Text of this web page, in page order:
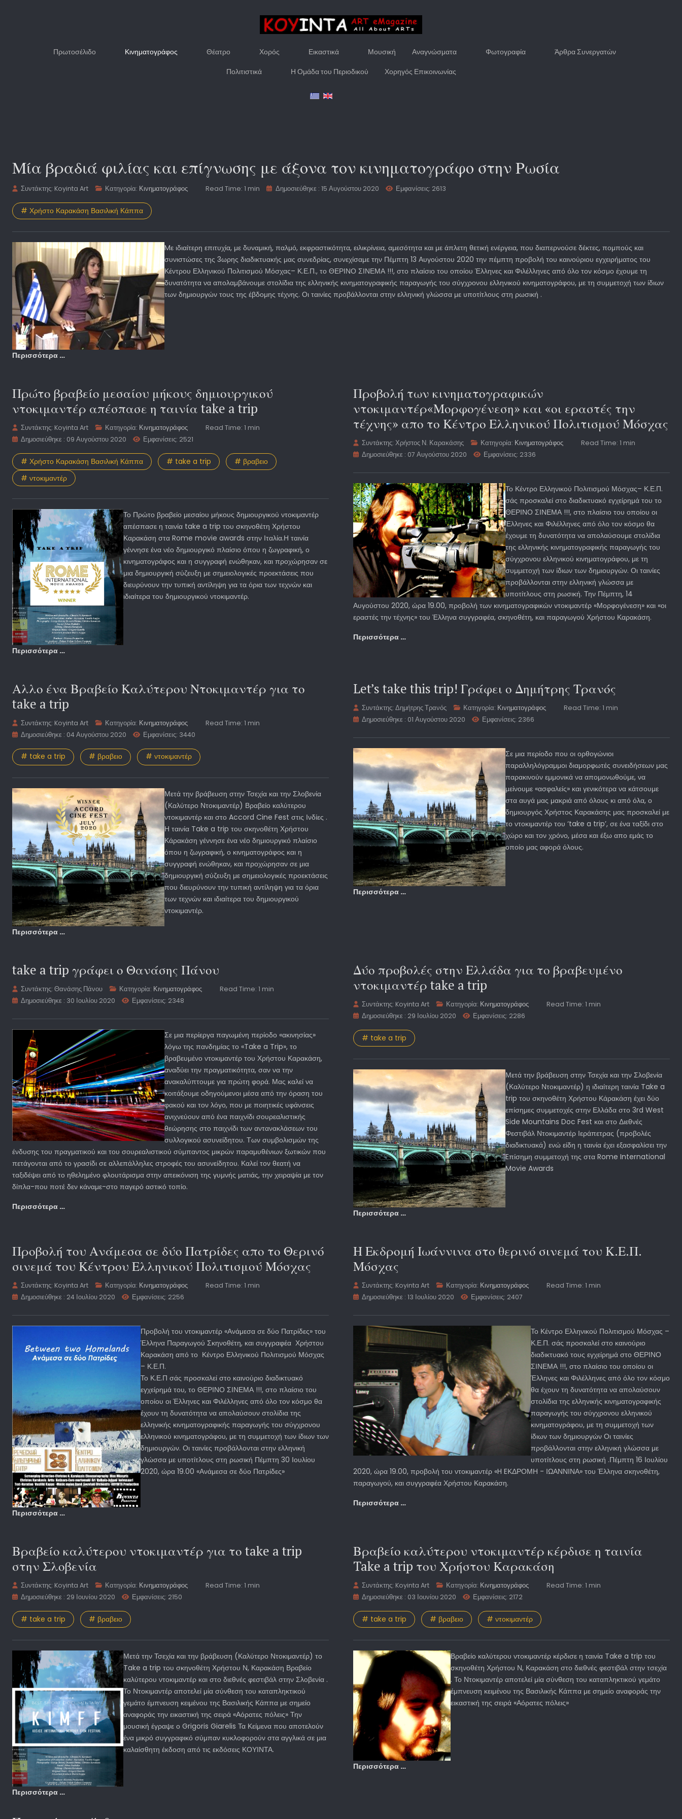
Πρωτοσέλιδο Κινηματογράφος Θέατρο Χορός Εικαστικά Μουσική Αναγνώσματα Φωτογραφία Άρθρα Συνεργατών
Πολιτιστικά Η Ομάδα του Περιοδικού Χορηγός Επικοινωνίας
Μία βραδιά φιλίας και επίγνωσης με άξονα τον κινηματογράφο στην Ρωσία
Συντάκτης: Koyinta Art Κατηγορία: Κινηματογράφος Read Time: 1 min Δημοσιεύθηκε : 15 Αυγούστου 2020 Εμφανίσεις: 2613
# Χρήστο Καρακάση Βασιλική Κάππα
Mε ιδιαίτερη επιτυχία, με δυναμική, παλμό, εκφραστικότητα, ειλικρίνεια, αμεσότητα και με άπλετη θετική ενέργεια, που διαπερνούσε δέκτες, πομπούς και
συνιστώσες της 3ωρης διαδικτυακής μας συνεδρίας, συνεχίσαμε την Πέμπτη 13 Αυγούστου 2020 την πέμπτη προβολή του καινούριου εγχειρήματος του
Κέντρου Ελληνικού Πολιτισμού Μόσχας– Κ.Ε.Π., το ΘΕΡΙΝΟ ΣΙΝΕΜΑ !!!, στο πλαίσιο του οποίου Έλληνες και Φιλέλληνες από όλο τον κόσμο έχουμε τη
δυνατότητα να απολαμβάνουμε στολίδια της ελληνικής κινηματογραφικής παραγωγής του σύγχρονου ελληνικού κινηματογράφου, με τη συμμετοχή των ίδιων
των δημιουργών τους της έβδομης τέχνης. Οι ταινίες προβάλλονται στην ελληνική γλώσσα με υποτίτλους στη ρωσική .
Περισσότερα …
Πρώτο βραβείο μεσαίου μήκους δημιουργικού
ντοκιμαντέρ απέσπασε η ταινία take a trip
Συντάκτης: Koyinta Art Κατηγορία: Κινηματογράφος
Read Time: 1 min
Δημοσιεύθηκε : 09 Αυγούστου 2020
Εμφανίσεις: 2521
# Χρήστο Καρακάση Βασιλική Κάππα # take a trip
# βραβειο
# ντοκιμαντέρ
Το Πρώτο βραβείο μεσαίου μήκους δημιουργικού ντοκιμαντέρ
απέσπασε η ταινία take a trip του σκηνοθέτη Χρήστου
Καρακάση στα Rome movie awards στην Ιταλία.Η ταινία
γέννησε ένα νέο δημιουργικό πλαίσιο όπου η ζωγραφική, ο
κινηματογράφος και η συγγραφή ενώθηκαν, και προχώρησαν σε
μια δημιουργική σύζευξη με σημειολογικές προεκτάσεις που
διευρύνουν την τυπική αντίληψη για τα όρια των τεχνών και
ιδιαίτερα του δημιουργικού ντοκιμαντέρ.
Περισσότερα …
Προβολή των κινηματογραφικών
ντοκιμαντέρ«Μορφογένεση» και «οι εραστές την
τέχνης» απο το Κέντρο Ελληνικού Πολιτισμού Μόσχας
Συντάκτης:Χρήστος Ν. Καρακάσης Κατηγορία: Κινηματογράφος
Read Time: 1 min
Δημοσιεύθηκε : 07 Αυγούστου 2020
Εμφανίσεις: 2336
Το Κέντρο Ελληνικού Πολιτισμού Μόσχας– Κ.Ε.Π.
σάς προσκαλεί στο διαδικτυακό εγχείρημά του το
ΘΕΡΙΝΟ ΣΙΝΕΜΑ !!!, στο πλαίσιο του οποίου οι
Έλληνες και Φιλέλληνες από όλο τον κόσμο θα
έχουμε τη δυνατότητα να απολαύσουμε στολίδια
της ελληνικής κινηματογραφικής παραγωγής του
σύγχρονου ελληνικού κινηματογράφου, με τη
συμμετοχή των ίδιων των δημιουργών. Οι ταινίες
προβάλλονται στην ελληνική γλώσσα με
υποτίτλους στη ρωσική. Την Πέμπτη, 14
Αυγούστου 2020, ώρα 19.00, προβολή των κινηματογραφικών ντοκιμαντέρ «Μορφογένεση» και «οι
εραστές την τέχνης» του Έλληνα συγγραφέα, σκηνοθέτη, και παραγωγού Χρήστου Καρακάση.
Περισσότερα …
Αλλο ένα Βραβείο Καλύτερου Ντοκιμαντέρ για το
take a trip
Συντάκτης: Koyinta Art Κατηγορία: Κινηματογράφος
Read Time: 1 min
Δημοσιεύθηκε : 04 Αυγούστου 2020
Εμφανίσεις: 3440
# take a trip # βραβειο # ντοκιμαντέρ
Μετά την βράβευση στην Τσεχία και την Σλοβενία
(Καλύτερο Ντοκιμαντέρ) Βραβείο καλύτερου
ντοκιμαντέρ και στο Accord Cine Fest στις Ινδίες .
Η ταινία Take a trip του σκηνοθέτη Χρήστου
Κάρακάση γέννησε ένα νέο δημιουργικό πλαίσιο
όπου η ζωγραφική, ο κινηματογράφος και η
συγγραφή ενώθηκαν, και προχώρησαν σε μια
δημιουργική σύζευξη με σημειολογικές προεκτάσεις
που διευρύνουν την τυπική αντίληψη για τα όρια
των τεχνών και ιδιαίτερα του δημιουργικού
ντοκιμαντέρ.
Περισσότερα …
Let’s take this trip! Γράφει ο Δημήτρης Τρανός
Συντάκτης:Δημήτρης Τρανός Κατηγορία: Κινηματογράφος
Read Time: 1 min
Δημοσιεύθηκε : 01 Αυγούστου 2020
Εμφανίσεις: 2366
Σε μια περίοδο που οι ορθογώνιοι
παραλληλόγραμμοι διαμορφωτές συνειδήσεων μας
παρακινούν εμμονικά να απομονωθούμε, να
μείνουμε «ασφαλείς» και γενικότερα να κάτσουμε
στα αυγά μας μακριά από όλους κι από όλα, ο
δημιουργός Χρήστος Καρακάσης μας προσκαλεί με
το ντοκιμαντέρ του ‘take a trip’, σε ένα ταξίδι στο
χώρο και τον χρόνο, μέσα και έξω απο εμάς το
οποίο μας αφορά όλους.
Περισσότερα …
take a trip γράφει ο Θανάσης Πάνου
Συντάκτης:Θανάσης Πάνου Κατηγορία: Κινηματογράφος
Read Time: 1 min
Δημοσιεύθηκε : 30 Ιουλίου 2020
Εμφανίσεις: 2348
Σε μια περίεργα παγωμένη περίοδο «ακινησίας»
λόγω της πανδημίας το «Take a Trip», το
βραβευμένο ντοκιμαντέρ του Χρήστου Καρακάση,
αναδύει την πραγματικότητα, σαν να την
ανακαλύπτουμε για πρώτη φορά. Μας καλεί να
κοιτάξουμε οδηγούμενοι μέσα από την όραση του
φακού και τον λόγο, που με ποιητικές υφάνσεις
ανιχνεύουν από ένα παιχνίδι σουρεαλιστικής
θεώρησης στο παιχνίδι των αντανακλάσεων του
συλλογικού ασυνείδητου. Των συμβολισμών της
ένδυσης του πραγματικού και του σουρεαλιστικού σύμπαντος μικρών παραμυθένιων ξωτικών που
πετάγονται από το γρασίδι σε αλλεπάλληλες στροφές του ασυνείδητου. Καλεί τον θεατή να
ταξιδέψει από το ηθελημένο φλουτάρισμα στην απεικόνιση της γυμνής ματιάς, την χειραψία με τον
δίπλα-που ποτέ δεν κάναμε-στο παγερό αστικό τοπίο.
Περισσότερα …
Δύο προβολές στην Ελλάδα για το βραβευμένο
ντοκιμαντέρ take a trip
Συντάκτης: Koyinta Art Κατηγορία: Κινηματογράφος
Read Time: 1 min
Δημοσιεύθηκε : 29 Ιουλίου 2020
Εμφανίσεις: 2286
# take a trip
Μετά την βράβευση στην Τσεχία και την Σλοβενία
(Καλύτερο Ντοκιμαντέρ) η ιδιαίτερη ταινία Take a
trip του σκηνοθέτη Χρήστου Κάρακάση έχει δύο
επίσημες συμμετοχές στην Ελλάδα στο 3rd West
Side Mountains Doc Fest και στο Διεθνές
Φεστιβάλ Ντοκιμαντέρ Ιεράπετρας (προβολές
διαδικτυακά) ενώ είδη η ταινία έχει εξασφαλίσει την
Eπίσημη συμμετοχή της στα Rome International
Movie Awards
Περισσότερα …
Προβολή του Ανάμεσα σε δύο Πατρίδες απο το Θερινό
σινεμά του Κέντρου Ελληνικού Πολιτισμού Μόσχας
Συντάκτης: Koyinta Art Κατηγορία: Κινηματογράφος
Read Time: 1 min
Δημοσιεύθηκε : 24 Ιουλίου 2020
Εμφανίσεις: 2256
Προβολή του ντοκιμαντέρ «Ανάμεσα σε δύο Πατρίδες» του
Έλληνα Παραγωγού Σκηνοθέτη, και συγγραφέα Χρήστου
Καρακάση από το Κέντρο Ελληνικού Πολιτισμού Μόσχας
– Κ.Ε.Π.
Το Κ.Ε.Π σάς προσκαλεί στο καινούριο διαδικτυακό
εγχείρημά του, το ΘΕΡΙΝΟ ΣΙΝΕΜΑ !!!, στο πλαίσιο του
οποίου οι Έλληνες και Φιλέλληνες από όλο τον κόσμο θα
έχουν τη δυνατότητα να απολαύσουν στολίδια της
ελληνικής κινηματογραφικής παραγωγής του σύγχρονου
ελληνικού κινηματογράφου, με τη συμμετοχή των ίδιων των
δημιουργών. Οι ταινίες προβάλλονται στην ελληνική
γλώσσα με υποτίτλους στη ρωσική Πέμπτη 30 Ιουλίου
2020, ώρα 19.00 «Ανάμεσα σε δύο Πατρίδες»
Περισσότερα …
Η Εκδρομή Ιωάννινα στο θερινό σινεμά του Κ.Ε.Π.
Μόσχας
Συντάκτης: Koyinta Art Κατηγορία: Κινηματογράφος
Read Time: 1 min
Δημοσιεύθηκε : 13 Ιουλίου 2020
Εμφανίσεις: 2407
Το Κέντρο Ελληνικού Πολιτισμού Μόσχας –
Κ.Ε.Π. σάς προσκαλεί στο καινούριο
διαδικτυακό τους εγχείρημά στο ΘΕΡΙΝΟ
ΣΙΝΕΜΑ !!!, στο πλαίσιο του οποίου οι
Έλληνες και Φιλέλληνες από όλο τον κόσμο
θα έχουν τη δυνατότητα να απολαύσουν
στολίδια της ελληνικής κινηματογραφικής
παραγωγής του σύγχρονου ελληνικού
κινηματογράφου, με τη συμμετοχή των
ίδιων των δημιουργών Οι ταινίες
προβάλλονται στην ελληνική γλώσσα με
υποτίτλους στη ρωσική .Πέμπτη 16 Ιουλίου
2020, ώρα 19.00, προβολή του ντοκιμαντέρ «H EΚΔΡΟΜΗ - ΙΩΑΝΝΙΝΑ» του Έλληνα σκηνοθέτη,
παραγωγού, και συγγραφέα Χρήστου Καρακάση.
Περισσότερα …
Βραβείο καλύτερου ντοκιμαντέρ για το take a trip
στην Σλοβενία
Συντάκτης: Koyinta Art Κατηγορία: Κινηματογράφος
Read Time: 1 min
Δημοσιεύθηκε : 29 Ιουνίου 2020
Εμφανίσεις: 2150
# take a trip # βραβειο
Μετά την Τσεχία και την βράβευση (Καλύτερο Ντοκιμαντέρ) το
Take a trip του σκηνοθέτη Χρήστου Ν, Καρακάση Βραβείο
καλύτερου ντοκιμαντέρ και στο διεθνές φεστιβάλ στην Σλοβενία .
Το Ντοκιμαντέρ αποτελεί μία σύνθεση του καταπληκτικού
γεμάτο έμπνευση κειμένου της Βασιλικής Κάππα με σημείο
αναφοράς την εικαστική της σειρά «Αόρατες πόλεις» Την
μουσική έγραψε ο Grigoris Giarelis Τα Κείμενα που αποτελούν
ένα μικρό συγγραφικό σύμπαν κυκλοφορούν στα αγγλικά σε μια
καλαίσθητη έκδοση από τις εκδόσεις ΚΟΥΙΝΤΑ.
Περισσότερα …
Βραβείο καλύτερου ντοκιμαντέρ κέρδισε η ταινία
Take a trip του Χρήστου Καρακάση
Συντάκτης: Koyinta Art Κατηγορία: Κινηματογράφος
Read Time: 1 min
Δημοσιεύθηκε : 03 Ιουνίου 2020
Εμφανίσεις: 2172
# take a trip # βραβειο # ντοκιμαντέρ
Βραβείο καλύτερου ντοκιμαντέρ κέρδισε η ταινία Take a trip του
σκηνοθέτη Χρήστου Ν, Καρακάση στο διεθνές φεστιβάλ στην τσεχία
. Το Ντοκιμαντέρ αποτελεί μία σύνθεση του καταπληκτικού γεμάτο
έμπνευση κειμένου της Βασιλικής Κάππα με σημείο αναφοράς την
εικαστική της σειρά «Αόρατες πόλεις»
Περισσότερα …